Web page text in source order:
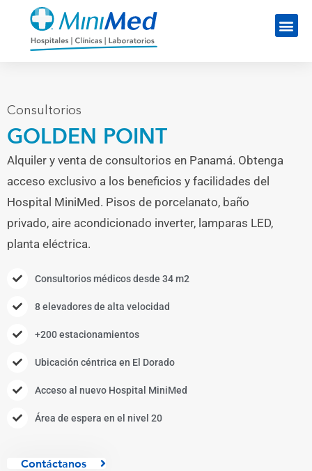
Consultorios
GOLDEN POINT
Alquiler y venta de consultorios en Panamá. Obtenga
acceso exclusivo a los beneficios y facilidades del
Hospital MiniMed. Pisos de porcelanato, baño
privado, aire acondicionado inverter, lamparas LED,
planta eléctrica.
Consultorios médicos desde 34 m2
8 elevadores de alta velocidad
+200 estacionamientos
Ubicación céntrica en El Dorado
Acceso al nuevo Hospital MiniMed
Área de espera en el nivel 20
Contáctanos